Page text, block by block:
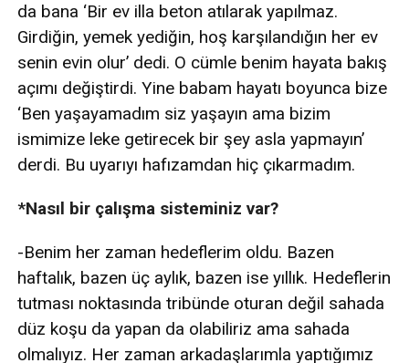
da bana ‘Bir ev illa beton atılarak yapılmaz.
Girdiğin, yemek yediğin, hoş karşılandığın her ev
senin evin olur’ dedi. O cümle benim hayata bakış
açımı değiştirdi. Yine babam hayatı boyunca bize
‘Ben yaşayamadım siz yaşayın ama bizim
ismimize leke getirecek bir şey asla yapmayın’
derdi. Bu uyarıyı hafızamdan hiç çıkarmadım.
*Nasıl bir çalışma sisteminiz var?
-Benim her zaman hedeflerim oldu. Bazen
haftalık, bazen üç aylık, bazen ise yıllık. Hedeflerin
tutması noktasında tribünde oturan değil sahada
düz koşu da yapan da olabiliriz ama sahada
olmalıyız. Her zaman arkadaşlarımla yaptığımız